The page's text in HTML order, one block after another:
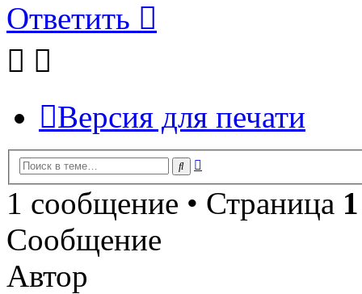
Ответить
Версия для печати
Поиск
1 сообщение • Страница 1
Сообщение
Автор